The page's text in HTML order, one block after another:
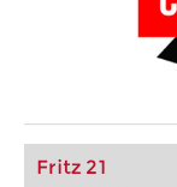
Fritz 21